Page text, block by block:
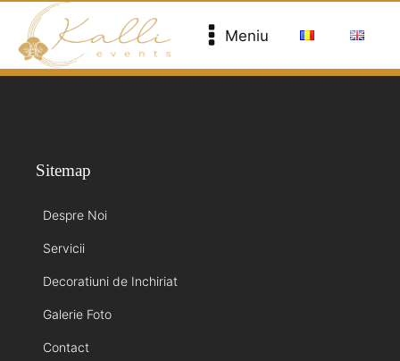
Meniu
Sitemap
Despre Noi
Servicii
Decoratiuni de Inchiriat
Galerie Foto
Contact